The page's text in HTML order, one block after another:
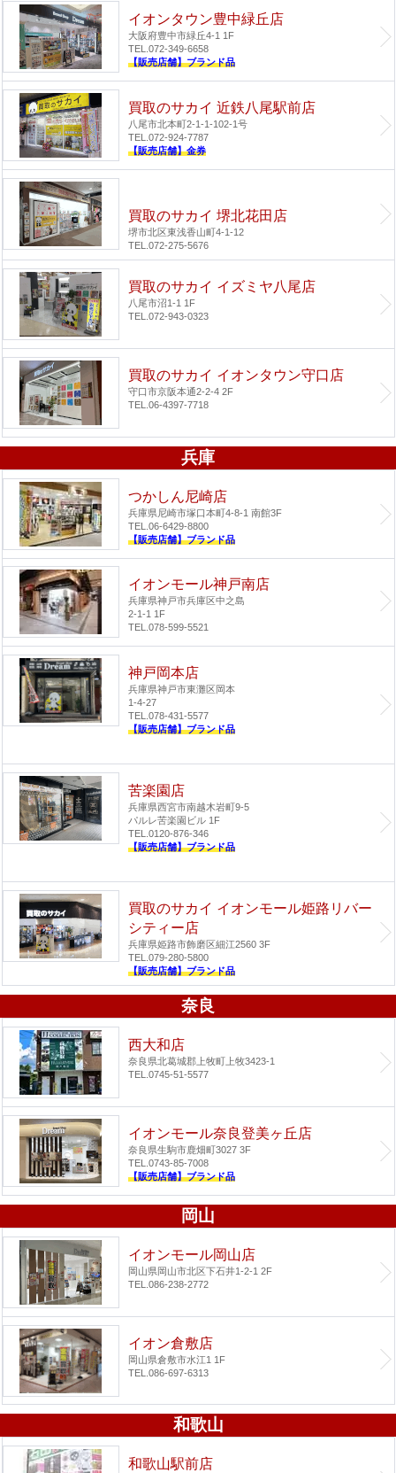
イオンタウン豊中緑丘店
大阪府豊中市緑丘4-1 1F
TEL.072-349-6658
【販売店舗】ブランド品
買取のサカイ 近鉄八尾駅前店
八尾市北本町2-1-1-102-1号
TEL.072-924-7787
【販売店舗】金券
買取のサカイ 堺北花田店
堺市北区東浅香山町4-1-12
TEL.072-275-5676
買取のサカイ イズミヤ八尾店
八尾市沼1-1 1F
TEL.072-943-0323
買取のサカイ イオンタウン守口店
守口市京阪本通2-2-4 2F
TEL.06-4397-7718
兵庫
つかしん尼崎店
兵庫県尼崎市塚口本町4-8-1 南館3F
TEL.06-6429-8800
【販売店舗】ブランド品
イオンモール神戸南店
兵庫県神戸市兵庫区中之島
2-1-1 1F
TEL.078-599-5521
神戸岡本店
兵庫県神戸市東灘区岡本
1-4-27
TEL.078-431-5577
【販売店舗】ブランド品
苦楽園店
兵庫県西宮市南越木岩町9-5
パルレ苦楽園ビル 1F
TEL.0120-876-346
【販売店舗】ブランド品
買取のサカイ イオンモール姫路リバー
シティー店
兵庫県姫路市飾磨区細江2560 3F
TEL.079-280-5800
【販売店舗】ブランド品
奈良
西大和店
奈良県北葛城郡上牧町上牧3423-1
TEL.0745-51-5577
イオンモール奈良登美ヶ丘店
奈良県生駒市鹿畑町3027 3F
TEL.0743-85-7008
【販売店舗】ブランド品
岡山
イオンモール岡山店
岡山県岡山市北区下石井1-2-1 2F
TEL.086-238-2772
イオン倉敷店
岡山県倉敷市水江1 1F
TEL.086-697-6313
和歌山
和歌山駅前店